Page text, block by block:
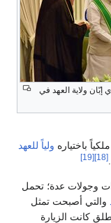
إبّان ولاية العهد في
باختياره ولياً للعهد
[18]
[19]
قام في فبراير 2014م، بزيارات وجولات عدة؛ تحمل
والتي أصبحت تمثل
كانت الزيارة